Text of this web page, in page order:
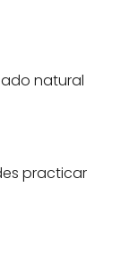
natural
practicar